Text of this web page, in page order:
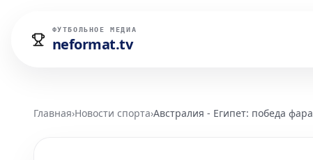
ФУТБОЛЬНОЕ МЕДИА
neformat.tv
Главная›Новости спорта›Австралия - Египет: победа